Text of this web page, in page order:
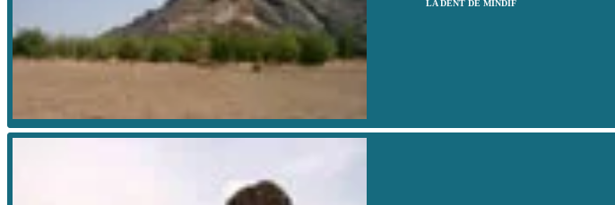
LA DENT DE MINDIF